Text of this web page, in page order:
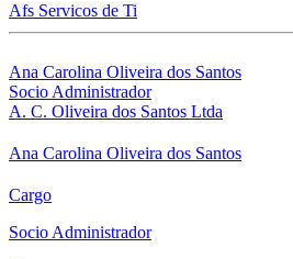
Afs Servicos de Ti
Ana Carolina Oliveira dos Santos
Socio Administrador
A. C. Oliveira dos Santos Ltda
Ana Carolina Oliveira dos Santos
Cargo
Socio Administrador